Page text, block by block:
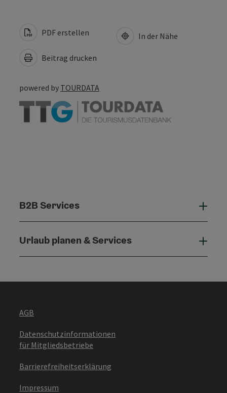
PDF erstellen
Beitrag drucken
In der Nähe
powered by TOURDATA
B2B Services
Urlaub planen & Services
AGB
Datenschutzinformationen
für Mitgliedsbetriebe
Barrierefreiheitserklärung
Impressum